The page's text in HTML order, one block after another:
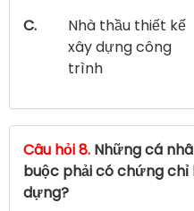
C.
Nhà thầu thiết kế
xây dựng công
trình
Câu hỏi 8. Những cá
buộc phải có chứng chỉ
dựng?